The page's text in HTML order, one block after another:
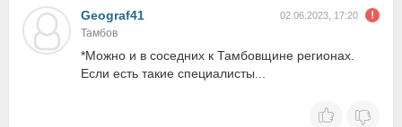
Geograf41
02.06.2023, 17:20
Тамбов
*Можно и в соседних к Тамбовщине регионах.
Если есть такие специалисты...